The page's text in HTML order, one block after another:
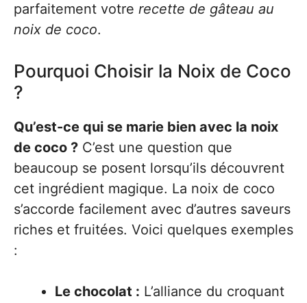
parfaitement votre recette de gâteau au
noix de coco.
Pourquoi Choisir la Noix de Coco
?
Qu’est-ce qui se marie bien avec la noix
de coco ? C’est une question que
beaucoup se posent lorsqu’ils découvrent
cet ingrédient magique. La noix de coco
s’accorde facilement avec d’autres saveurs
riches et fruitées. Voici quelques exemples
:
Le chocolat : L’alliance du croquant